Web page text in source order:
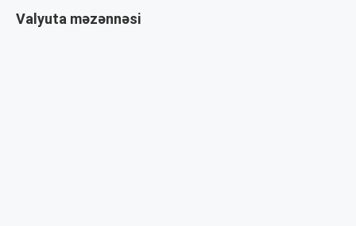
Valyuta məzənnəsi